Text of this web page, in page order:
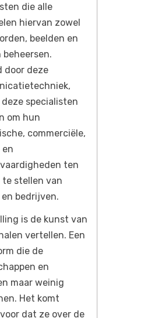
die alle
hiervan zowel
beelden en
beheersen.
door deze
deze specialisten
om hun
commerciële,
ten
te stellen van
en bedrijven.
is de kunst van
vertellen. Een
die de
en
maar weinig
Het komt
dat ze over de